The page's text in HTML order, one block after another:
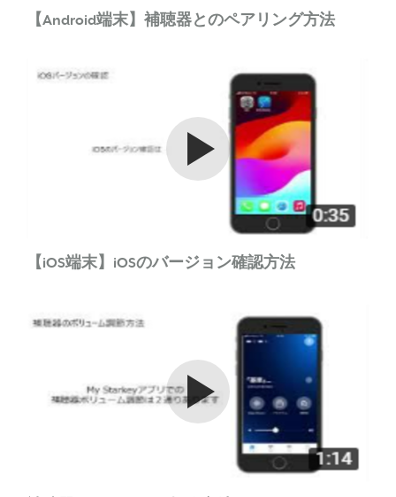
【Android端末】補聴器とのペアリング方法
Watch the video
【iOS端末】iOSのバージョン確認方法
Watch the video